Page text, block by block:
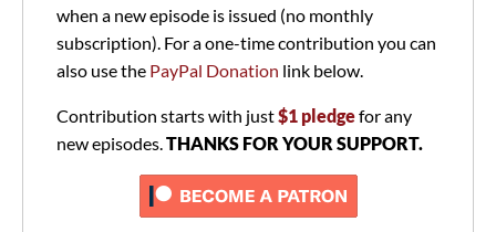
when a new episode is issued (no monthly
subscription). For a one-time contribution you can
also use the PayPal Donation link below.
Contribution starts with just$1 pledgefor any
new episodes.THANKS FOR YOUR SUPPORT.